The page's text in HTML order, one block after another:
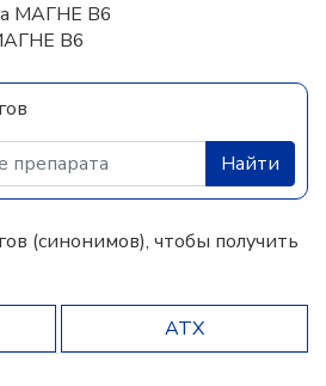
МАГНЕ B6
B6
Найти
(синонимов), чтобы получить
АТХ